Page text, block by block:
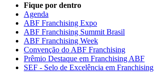
Fique por dentro
Agenda
ABF Franchising Expo
ABF Franchising Summit Brasil
ABF Franchising Week
Convenção do ABF Franchising
Prêmio Destaque em Franchising ABF
SEF - Selo de Excelência em Franchising